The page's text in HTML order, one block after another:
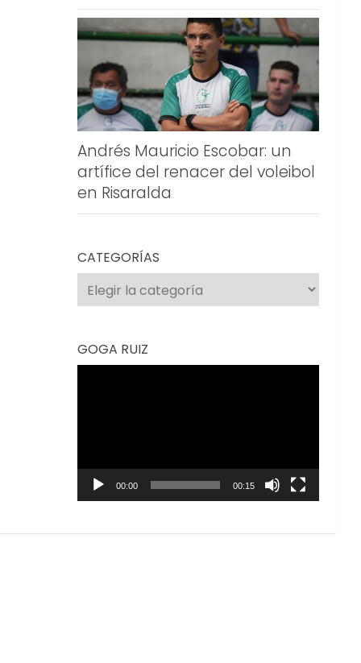
Andrés Mauricio Escobar: un
artífice del renacer del voleibol
en Risaralda
CATEGORÍAS
Categorías
GOGA RUIZ
00:00 00:15